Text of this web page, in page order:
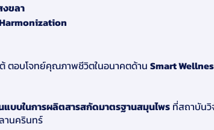
ขลา
ตอบโจทย์คุณภาพชีวิตในอนาคตด้าน Smart
บบในการผลิตสารสกัดมาตรฐานสมุนไพรที่สถาบันวิ
านครินทร์